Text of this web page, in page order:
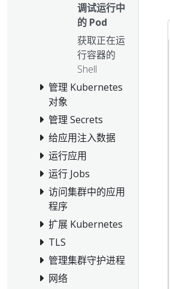
调试运行中
的 Pod
获取正在运
行容器的
Shell
管理 Kubernetes
对象
管理 Secrets
给应用注入数据
运行应用
运行 Jobs
访问集群中的应用
程序
扩展 Kubernetes
TLS
管理集群守护进程
网络